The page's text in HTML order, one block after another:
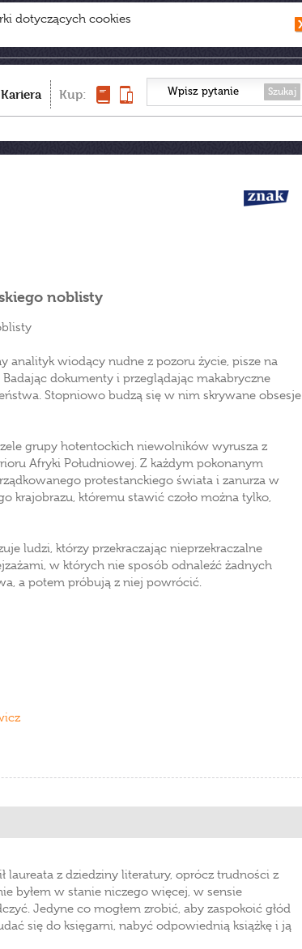
dotyczących cookies
Kariera Kup: Szukaj
noblisty
analityk wiodący nudne z pozoru życie, pisze na
dokumenty i przeglądając makabryczne
Stopniowo budzą się w nim skrywane obsesje
grupy hotentockich niewolników wyrusza z
Afryki Południowej. Z każdym pokonanym
protestanckiego świata i zanurza w
krajobrazu, któremu stawić czoło można tylko,
ludzi, którzy przekraczając nieprzekraczalne
w których nie sposób odnaleźć żadnych
a potem próbują z niej powrócić.
laureata z dziedziny literatury, oprócz trudności z
byłem w stanie niczego więcej, w sensie
Jedyne co mogłem zrobić, aby zaspokoić głód
się do księgarni, nabyć odpowiednią książkę i ją